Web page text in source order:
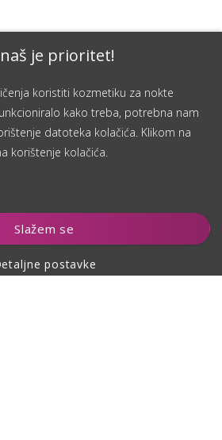
je prioritet!
koristiti kozmetiku za nokte
kako treba, potrebna nam
datoteka kolačića. Klikom na
korištenje kolačića.
Slažem se
postavke
u košaricu